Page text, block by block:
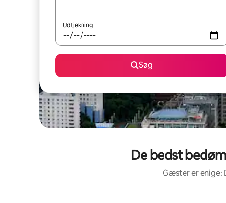
Udtjekning
Søg
De bedst
Gæster er enige: